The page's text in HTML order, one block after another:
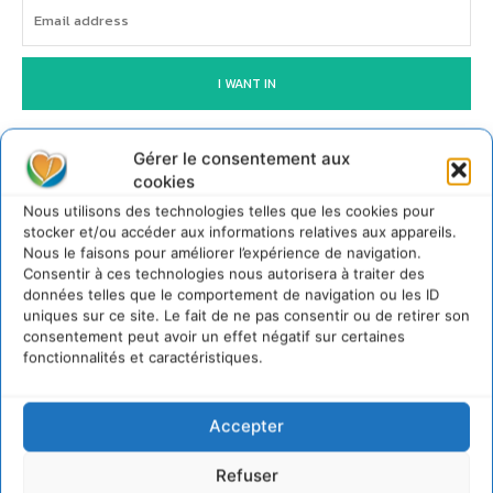
Gérer le consentement aux
cookies
Nous utilisons des technologies telles que les cookies pour
stocker et/ou accéder aux informations relatives aux appareils.
Nous le faisons pour améliorer l’expérience de navigation.
Consentir à ces technologies nous autorisera à traiter des
données telles que le comportement de navigation ou les ID
uniques sur ce site. Le fait de ne pas consentir ou de retirer son
consentement peut avoir un effet négatif sur certaines
fonctionnalités et caractéristiques.
Accepter
Refuser
I WANT IN
Cd'actualité
Transformer les territoires par le dialogue et la
coopération avec un Commun d’Accompagnement
des Transitions
7 août 2026
Soutenir un pastoralisme durable en faveur de
socio-écosystèmes résilients
S’inspirer de l’arbre pour un modèle économique
régénératif du vivant …